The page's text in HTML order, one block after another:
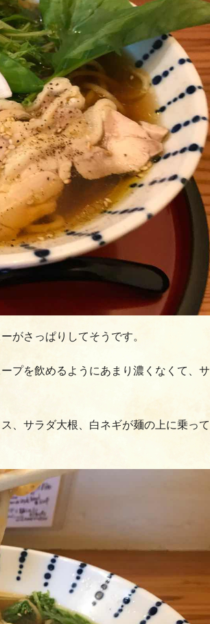
がさっぱりしてそうです。
プを飲めるようにあまり濃くなくて、サ
、サラダ大根、白ネギが麺の上に乗って